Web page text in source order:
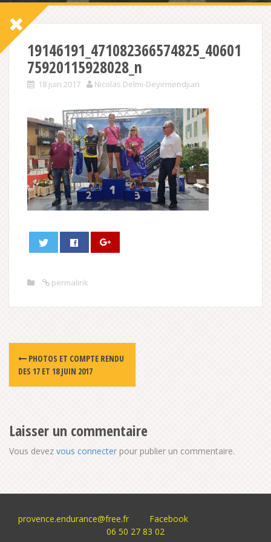
19146191_471082366574825_40601
75920115928028_n
18 juin 2017 Nicolas Delmi-Deyirmendjian
permalink
Post
navigation
PHOTOS ET COMPTE RENDU
DES 17 ET 18 JUIN 2017
Laisser un commentaire
Vous devez vous connecter pour publier un commentaire.
provence.endurance@free.fr
Facebook
06 50 27 83 02